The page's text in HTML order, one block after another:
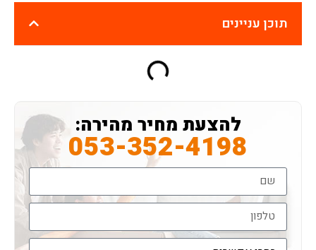
תוכן עניינים
להצעת מחיר מהירה:
053-352-4198